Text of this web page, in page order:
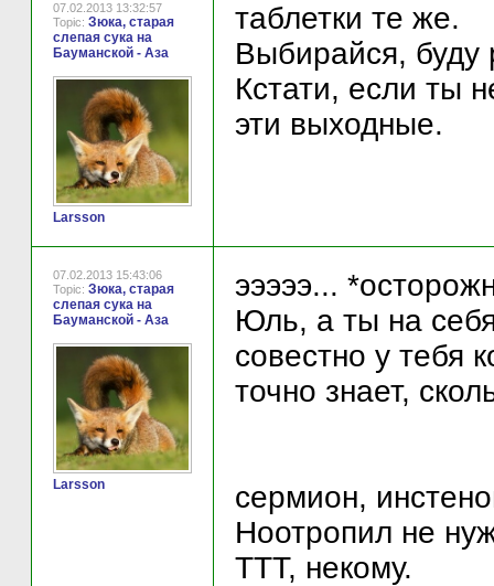
07.02.2013 13:32:57
Topic: Зюка, старая
слепая сука на
Бауманской - Аза
Larsson
таблетки те же.
Выбирайся, буду
Кстати, если ты
эти выходные.
07.02.2013 15:43:06
Topic: Зюка, старая
слепая сука на
Бауманской - Аза
Larsson
эээээ...
Юль, а ты на
совестно у тебя
точно знает,
сермион,
Ноотропил не
ТТТ, некому.